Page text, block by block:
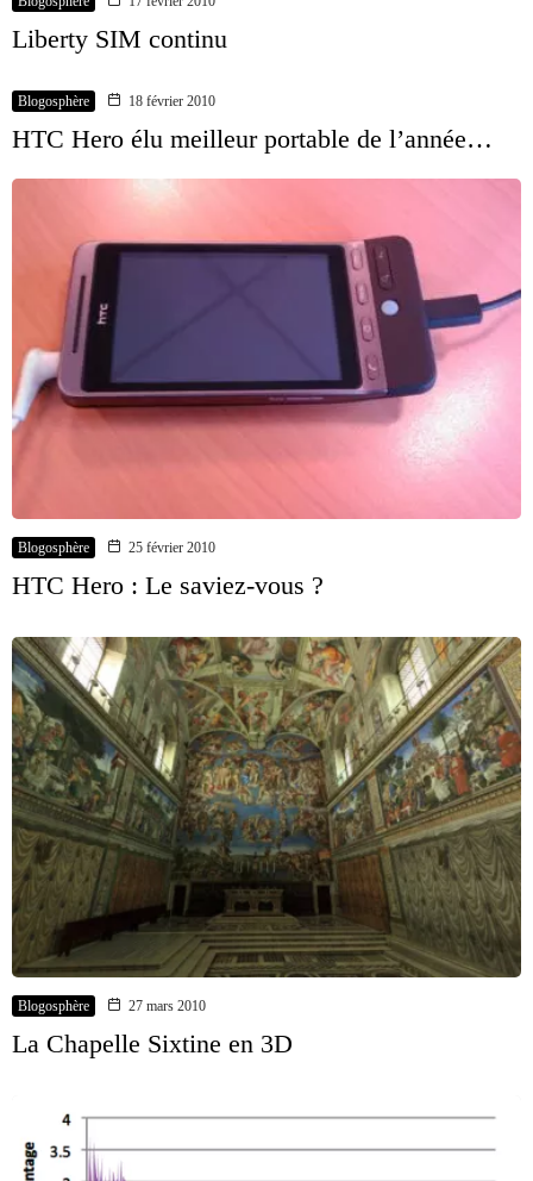
Liberty SIM continu
Blogosphère 18 février 2010
HTC Hero élu meilleur portable de l’année…
Blogosphère 25 février 2010
HTC Hero : Le saviez-vous ?
Blogosphère 27 mars 2010
La Chapelle Sixtine en 3D